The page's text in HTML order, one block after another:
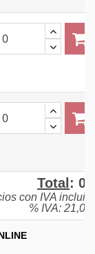
Total :
con IVA
% IVA: